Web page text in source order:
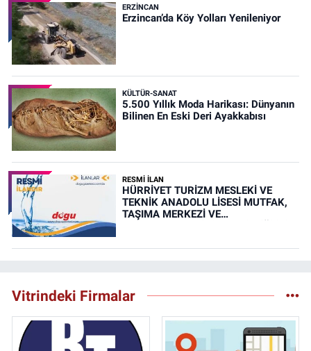
ERZINCAN
Erzincan’da Köy Yolları Yenileniyor
KÜLTÜR-SANAT
5.500 Yıllık Moda Harikası: Dünyanın
Bilinen En Eski Deri Ayakkabısı
RESMİ İLAN
HÜRRİYET TURİZM MESLEKİ VE
TEKNİK ANADOLU LİSESİ MUTFAK,
TAŞIMA MERKEZİ VE
Vitrindeki Firmalar